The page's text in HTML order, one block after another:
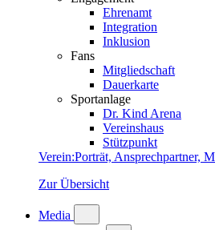
Ehrenamt
Integration
Inklusion
Fans
Mitgliedschaft
Dauerkarte
Sportanlage
Dr. Kind Arena
Vereinshaus
Stützpunkt
Verein:Porträt, Ansprechpartner,
Zur Übersicht
Media